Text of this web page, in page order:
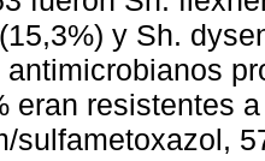
y Sh.
antimicrobianos
eran resistentes
sulfametoxazol,